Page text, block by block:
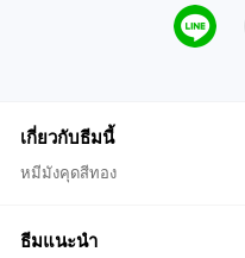
เกี่ยวกับธีมนี้
หมีมังคุดสีทอง
ธีมแนะนำ